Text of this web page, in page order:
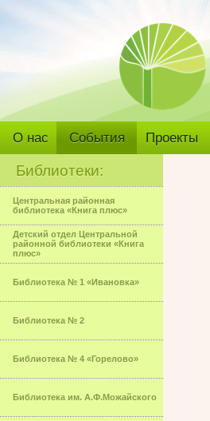
О нас События Проекты
Библиотеки:
Центральная районная
библиотека «Книга плюс»
Детский отдел Центральной
районной библиотеки «Книга
плюс»
Библиотека № 1 «Ивановка»
Библиотека № 2
Библиотека № 4 «Горелово»
Библиотека им. А.Ф.Можайского